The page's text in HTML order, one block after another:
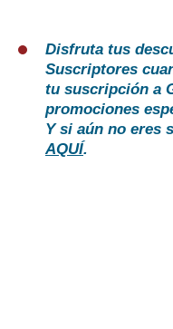
Disfruta tus
Suscriptores
tu suscripción a
promociones
Y si aún no eres
AQUÍ.